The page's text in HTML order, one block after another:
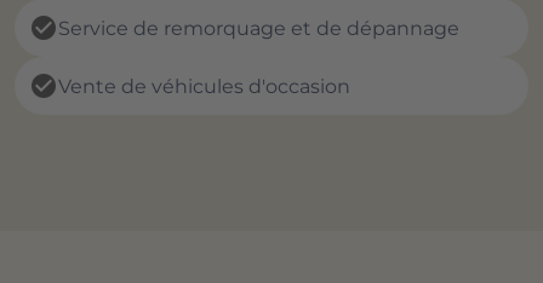
check_circleService de remorquage et de dépannage
check_circleVente de véhicules d'occasion